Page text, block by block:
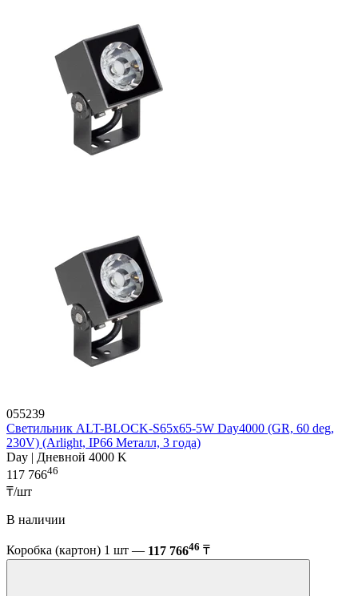
055239
Светильник ALT-BLOCK-S65x65-5W Day4000 (GR, 60 deg,
230V) (Arlight, IP66 Металл, 3 года)
Day | Дневной 4000 K
117 76646
₸/шт
В наличии
Коробка (картон) 1 шт — 117 76646 ₸